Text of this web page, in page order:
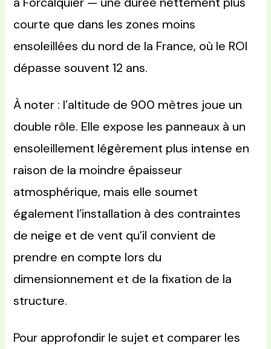
courte que dans les zones moins
ensoleillées du nord de la France, où le ROI
dépasse souvent 12 ans.
À noter : l’altitude de 900 mètres joue un
double rôle. Elle expose les panneaux à un
ensoleillement légèrement plus intense en
raison de la moindre épaisseur
atmosphérique, mais elle soumet
également l’installation à des contraintes
de neige et de vent qu’il convient de
prendre en compte lors du
dimensionnement et de la fixation de la
structure.
Pour approfondir le sujet et comparer les